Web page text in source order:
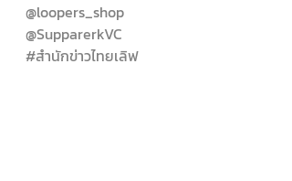
@loopers_shop
@SupparerkVC
#สำนักข่าวไทยเลิฟ